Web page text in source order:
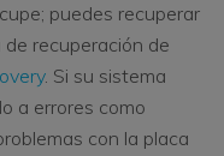
puedes recuperar
recuperación de
. Si su sistema
a errores como
con la placa